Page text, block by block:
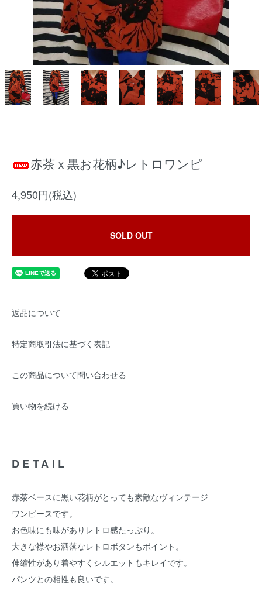
赤茶ｘ黒お花柄♪レトロワンピ
4,950円(税込)
SOLD OUT
返品について
特定商取引法に基づく表記
この商品について問い合わせる
買い物を続ける
DETAIL
赤茶ベースに黒い花柄がとっても素敵なヴィンテージ
ワンピースです。
お色味にも味がありレトロ感たっぷり。
大きな襟やお洒落なレトロボタンもポイント。
伸縮性があり着やすくシルエットもキレイです。
パンツとの相性も良いです。